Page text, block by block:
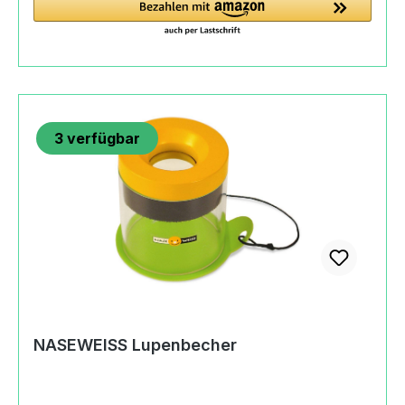
anderen Rohrende wieder herausläuft. Jetzt ist
der Motor vollständig gefüllt und startklar. Lege
die Kerze an und stelle sie unter das Heizrohr. Es
dauert nicht lange, dann beginnt das Schiff Fahrt
aufzunehmen. Durch Drehen des gelben
Aufbaus kannst Du die Fahrtrichtung bestimmen.
Und deshalb fährt das Schiff: Die Kerze erwärmt
das Wasser an einer kleinen Stelle des Rohres,
bis es verdampft. Weil Dampf viel mehr Platz
braucht als vorher das Wasser, stößt dieser
Dampf einen Teil des kalten Wassers nach hinten
und zieht sich zusammen. Dadurch ist wieder
Platz im Rohr und Wasser wird zurück gesaugt.
3 verfügbar
NASEWEISS Lupenbecher